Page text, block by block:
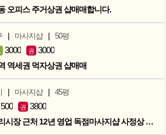
오피스 주거상권 샵매매합니다.
| 마사지샵 | 50평
3000 권 3000
역세권 먹자상권 샵매매
| 마사지샵 | 45평
500 권 3800
청주 육거리시장 근처 12년 영업 독점마사지샵 사정상 급매합니다.